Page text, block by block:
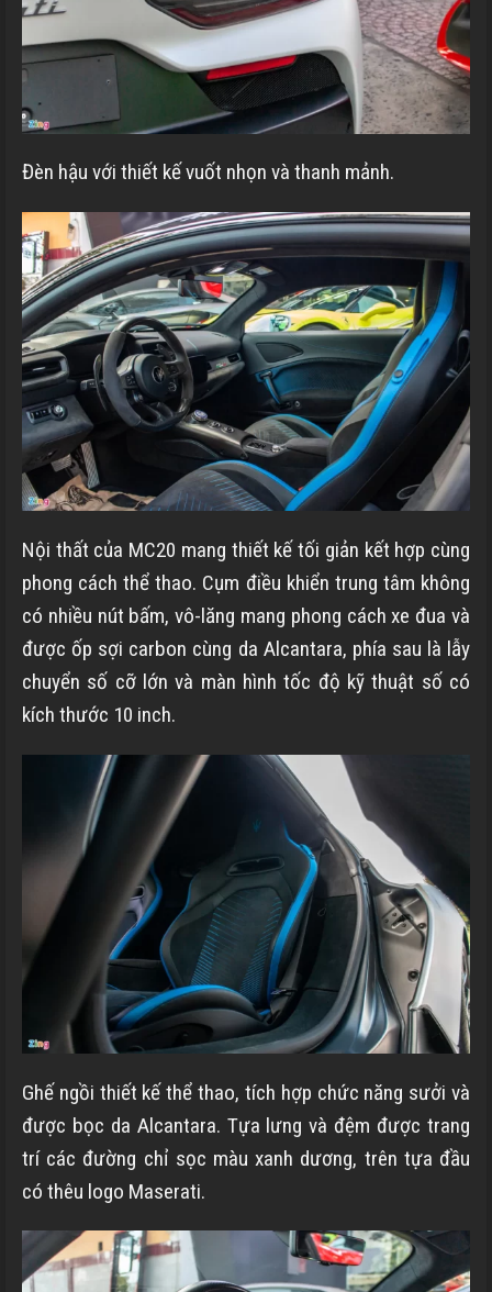
Đèn hậu với thiết kế vuốt nhọn và thanh mảnh.
Nội thất của MC20 mang thiết kế tối giản kết hợp cùng
phong cách thể thao. Cụm điều khiển trung tâm không
có nhiều nút bấm, vô-lăng mang phong cách xe đua và
được ốp sợi carbon cùng da Alcantara, phía sau là lẫy
chuyển số cỡ lớn và màn hình tốc độ kỹ thuật số có
kích thước 10 inch.
Ghế ngồi thiết kế thể thao, tích hợp chức năng sưởi và
được bọc da Alcantara. Tựa lưng và đệm được trang
trí các đường chỉ sọc màu xanh dương, trên tựa đầu
có thêu logo Maserati.